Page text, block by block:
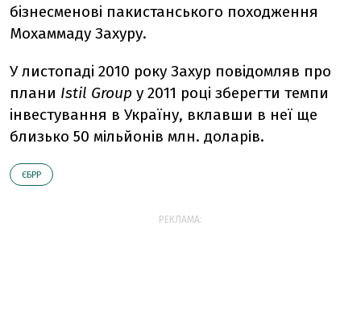
бiзнесменовi пакистанського походження
Мохаммаду Захуру.
У листопадi 2010 року Захур повiдомляв про
плани Istil Group у 2011 роцi зберегти темпи
iнвестування в Україну, вклавши в неї ще
близько 50 мільйонів млн. доларів.
ЄБРР
РЕКЛАМА: